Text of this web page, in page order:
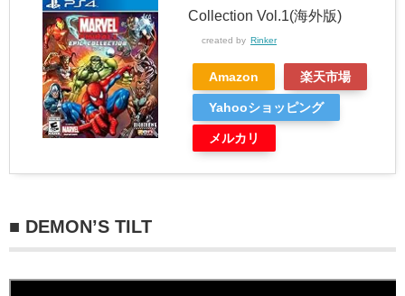
Collection Vol.1(海外版)
created by Rinker
Amazon 楽天市場
Yahooショッピング
メルカリ
■ DEMON’S TILT